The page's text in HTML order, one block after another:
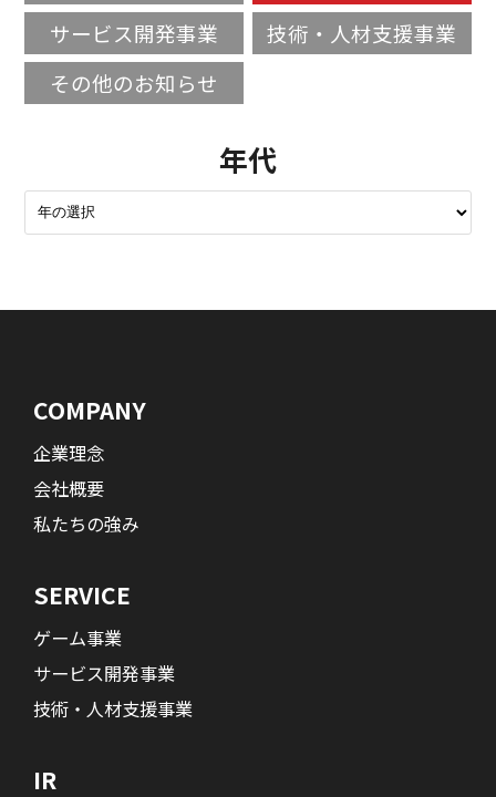
サービス開発事業
技術・人材支援事業
その他のお知らせ
年代
COMPANY
企業理念
会社概要
私たちの強み
SERVICE
ゲーム事業
サービス開発事業
技術・人材支援事業
IR